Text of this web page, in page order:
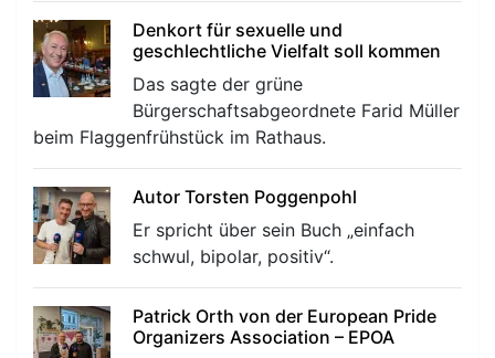
Denkort für sexuelle und
geschlechtliche Vielfalt soll kommen
Das sagte der grüne
Bürgerschaftsabgeordnete Farid Müller
beim Flaggenfrühstück im Rathaus.
Autor Torsten Poggenpohl
Er spricht über sein Buch „einfach
schwul, bipolar, positiv“.
Patrick Orth von der European Pride
Organizers Association – EPOA